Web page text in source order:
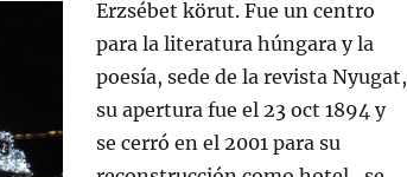
Erzsébet körut. Fue un centro
para la literatura húngara y la
poesía, sede de la revista Nyugat,
su apertura fue el 23 oct 1894 y
se cerró en el 2001 para su